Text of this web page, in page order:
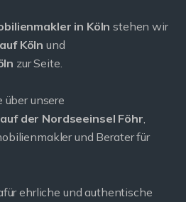
in Köln stehen wir
Köln und
zur Seite.
über unsere
der Nordseeinsel Föhr,
und Berater für
ehrliche und authentische